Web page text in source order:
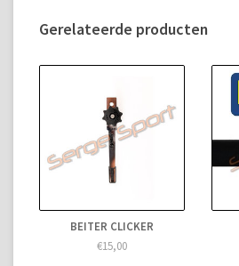
Gerelateerde producten
BEITER CLICKER
€15,00